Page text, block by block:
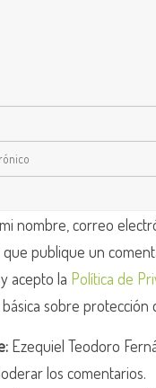
nombre, correo
publique un
acepto la Política de
sobre protección
Ezequiel Teodoro
los comentarios.